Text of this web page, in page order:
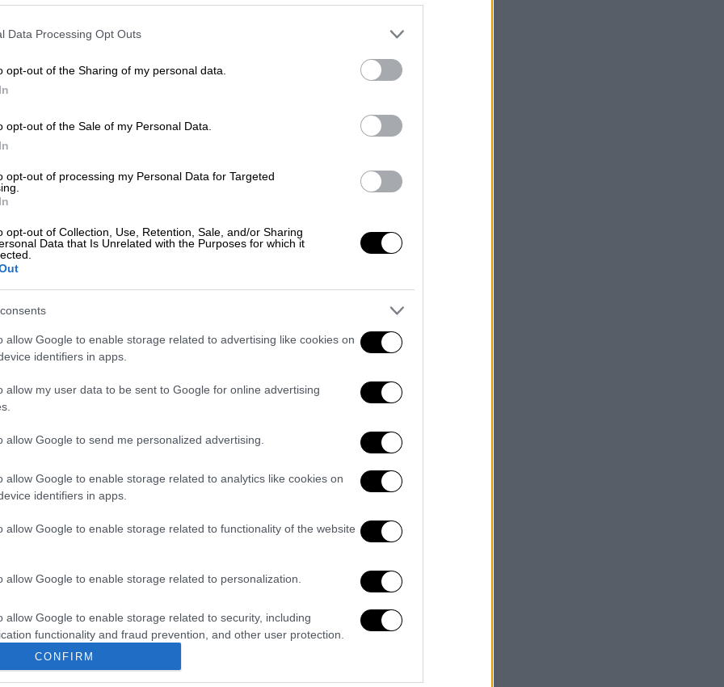
Data Processing Opt Outs
opt-out of the Sharing of my personal data.
opt-out of the Sale of my Personal Data.
opt-out of processing my Personal Data for Targeted
opt-out of Collection, Use, Retention, Sale, and/or Sharing
Data that Is Unrelated with the Purposes for which it
allow Google to enable storage related to advertising like cookies on
identifiers in apps.
allow my user data to be sent to Google for online advertising
allow Google to send me personalized advertising.
allow Google to enable storage related to analytics like cookies on
identifiers in apps.
allow Google to enable storage related to functionality of the website
allow Google to enable storage related to personalization.
allow Google to enable storage related to security, including
functionality and fraud prevention, and other user protection.
CONFIRM
το ΕΘΝΟΣ στη Google
διασωθέντες είναι όλοι άνδρες,
οι περισσότεροι. Σύμφωνα με τις
υποστήριξαν στους λιμενικούς ότι
και οδικώς μεταφέρθηκαν στην
όρο 9.000 ευρώ το άτομο. Στο σκάφος
των οποίων τρία παιδιά και 4
ο ακριβής αριθμός τους.
διακινητές, στην Κω οι
που φέρονται ως οι
27 στην Κω.
Κω
Κάρπαθο.
Συνεχίζεται η μάχη με τις φλόγες - Η